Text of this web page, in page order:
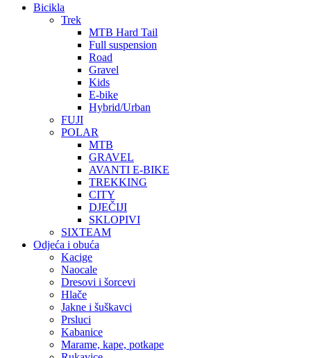
Bicikla
Trek
MTB Hard Tail
Full suspension
Road
Gravel
Kids
E-bike
Hybrid/Urban
FUJI
POLAR
MTB
GRAVEL
AVANTI E-BIKE
TREKKING
CITY
DJEČIJI
SKLOPIVI
SIXTEAM
Odjeća i obuća
Kacige
Naocale
Dresovi i šorcevi
Hlače
Jakne i šuškavci
Prsluci
Kabanice
Marame, kape, potkape